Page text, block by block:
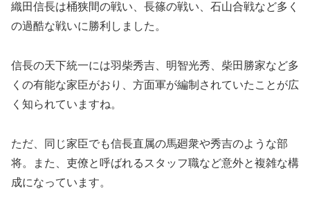
織田信長は桶狭間の戦い、長篠の戦い、石山合戦など多く
の過酷な戦いに勝利しました。
信長の天下統一には羽柴秀吉、明智光秀、柴田勝家など多
くの有能な家臣がおり、方面軍が編制されていたことが広
く知られていますね。
ただ、同じ家臣でも信長直属の馬廻衆や秀吉のような部
将。また、吏僚と呼ばれるスタッフ職など意外と複雑な構
成になっています。